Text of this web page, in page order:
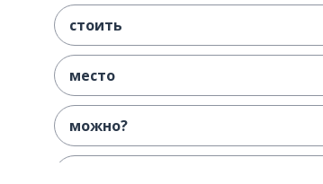
стоить
место
можно?